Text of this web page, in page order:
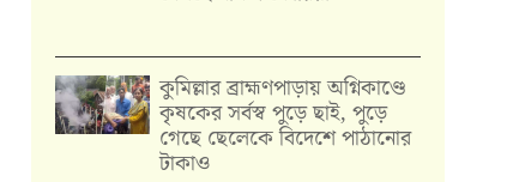
কুমিল্লার ব্রাহ্মণপাড়ায় অগ্নিকাণ্ডে
কৃষকের সর্বস্ব পুড়ে ছাই, পুড়ে
গেছে ছেলেকে বিদেশে পাঠানোর
টাকাও